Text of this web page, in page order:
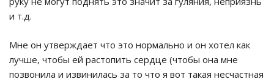
и т.д.
Мне он утверждает что это нормально и он хотел как
лучше, чтобы ей растопить сердце (чтобы она мне
позвонила и извинилась за то что я вот такая несчастная